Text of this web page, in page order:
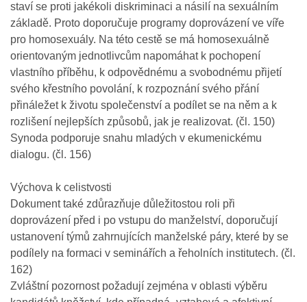
staví se proti jakékoli diskriminaci a násilí na sexuálním
základě. Proto doporučuje programy doprovázení ve víře
pro homosexuály. Na této cestě se má homosexuálně
orientovaným jednotlivcům napomáhat k pochopení
vlastního příběhu, k odpovědnému a svobodnému přijetí
svého křestního povolání, k rozpoznání svého přání
přináležet k životu společenství a podílet se na něm a k
rozlišení nejlepších způsobů, jak je realizovat. (čl. 150)
Synoda podporuje snahu mladých v ekumenickému
dialogu. (čl. 156)
Výchova k celistvosti
Dokument také zdůrazňuje důležitostou roli při
doprovázení před i po vstupu do manželství, doporučují
ustanovení týmů zahrnujících manželské páry, které by se
podílely na formaci v seminářích a řeholních institutech. (čl.
162)
Zvláštní pozornost požadují zejména v oblasti výběru